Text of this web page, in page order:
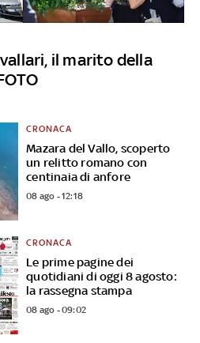
il marito della
Mazara del Vallo, scoperto
un relitto romano con
centinaia di anfore
CRONACA
08 ago - 12:18
Le prime pagine dei
quotidiani di oggi 8 agosto:
la rassegna stampa
CRONACA
08 ago - 09:02